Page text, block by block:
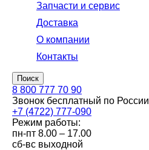
Запчасти и сервис
Доставка
О компании
Контакты
Поиск
8 800 777 70 90
Звонок бесплатный по России
+7 (4722) 777-090
Режим работы:
пн-пт 8.00 – 17.00
сб-вс выходной